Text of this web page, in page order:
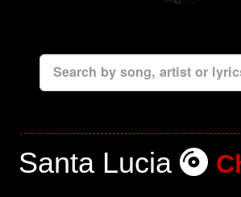
Search by song, artist or
Santa Lucia